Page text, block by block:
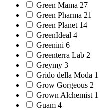
Green Mama 27
Green Pharma 21
Green Planet 14
GreenIdeal 4
Greenini 6
Greenterra Lab 2
Greymy 3
Grido della Moda 1
Grow Gorgeous 2
Grown Alchemist 1
Guam 4